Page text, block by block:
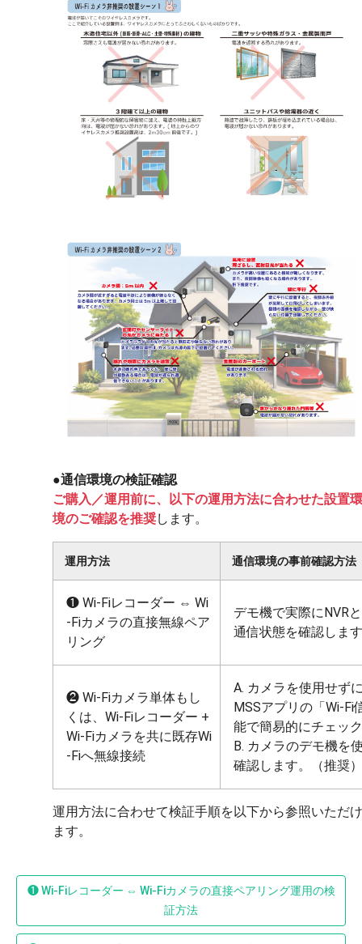
●通信環境の検証確認
ご購入／運用前に、以下の運用方法に合わせた設置環
境のご確認を推奨します。
運用方法 通信環境の
❶ Wi-Fiレコーダー ⇔ Wi
-Fiカメラの直接無線ペア
リング
デモ機で実際にNVR
通信状態を確認しま
❷ Wi-Fiカメラ単体もし
くは、Wi-Fiレコーダー +
Wi-Fiカメラを共に既存Wi
-Fiへ無線接続
A. カメラを使用せず
MSSアプリの「Wi-Fi
能で簡易的にチェッ
B. カメラのデモ機を
確認します。（推奨）
運用方法に合わせて検証手順を以下から参照いただけ
❶ Wi-Fiレコーダー ⇔ Wi-Fiカメラの直接ペアリング運用の検
証方法